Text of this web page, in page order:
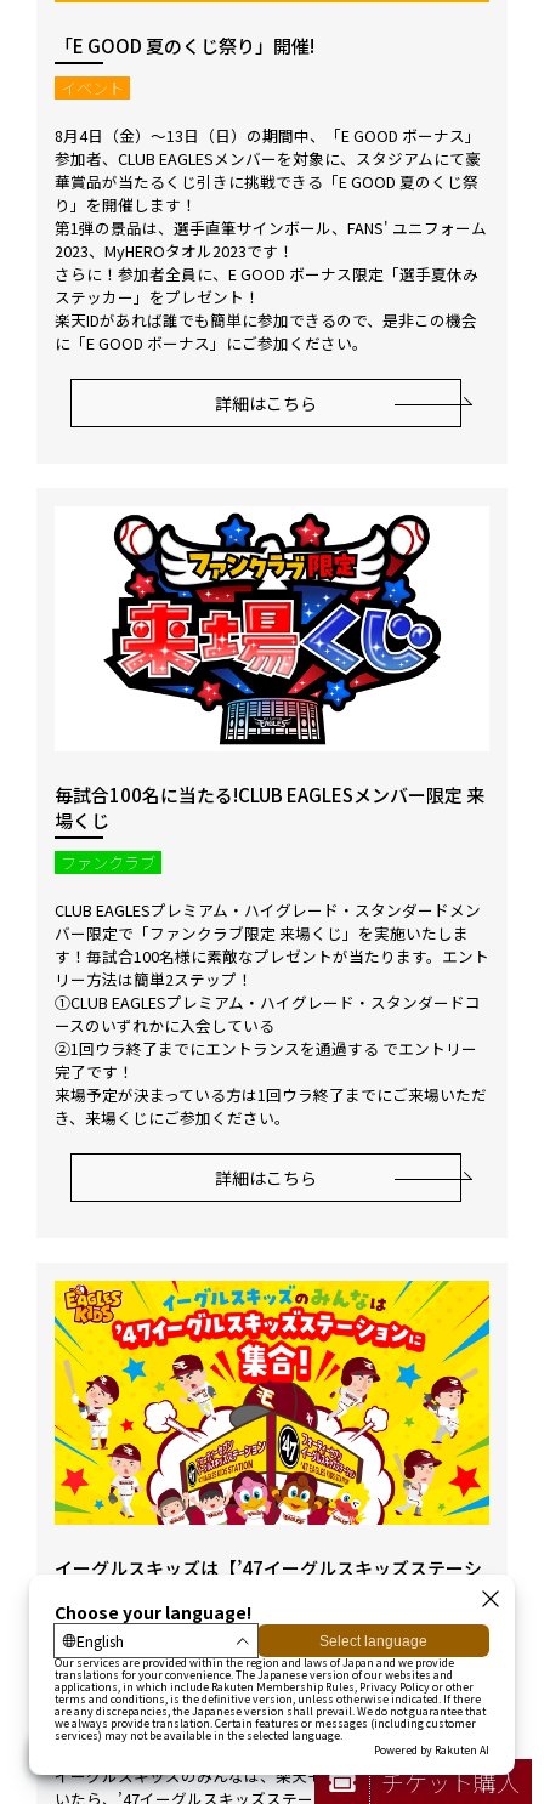
「E GOOD 夏のくじ祭り」開催!
イベント
8月4日（金）～13日（日）の期間中、「E GOOD ボーナス」
参加者、CLUB EAGLESメンバーを対象に、スタジアムにて豪
華賞品が当たるくじ引きに挑戦できる「E GOOD 夏のくじ祭
り」を開催します！
第1弾の景品は、選手直筆サインボール、FANS' ユニフォーム
2023、MyHEROタオル2023です！
さらに！参加者全員に、E GOOD ボーナス限定「選手夏休み
ステッカー」をプレゼント！
楽天IDがあれば誰でも簡単に参加できるので、是非この機会
に「E GOOD ボーナス」にご参加ください。
詳細はこちら
毎試合100名に当たる!CLUB EAGLESメンバー限定 来
場くじ
ファンクラブ
CLUB EAGLESプレミアム・ハイグレード・スタンダードメン
バー限定で「ファンクラブ限定 来場くじ」を実施いたしま
す！毎試合100名様に素敵なプレゼントが当たります。エント
リー方法は簡単2ステップ！
①CLUB EAGLESプレミアム・ハイグレード・スタンダードコ
ースのいずれかに入会している
②1回ウラ終了までにエントランスを通過する でエントリー
完了です！
来場予定が決まっている方は1回ウラ終了までにご来場いただ
き、来場くじにご参加ください。
詳細はこちら
イーグルスキッズは【’47イーグルスキッズステーシ
イベント
2023シーズンの’47イーグルスキッズステーションは、ガラポ
ンに挑戦できたり、あいうえお・アルファベット表、算数／
英語学習プリントなど、年齢に応じたプレゼントがもらえた
りする、イーグルスキッズが楽しめるスポットです！
イーグルスキッズのみんなは、楽天モバイルパーク宮城につ
いたら、’47イーグルスキッズステーションに立ち寄ろう！
チケット購入